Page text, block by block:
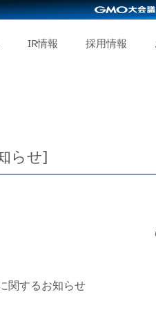
IR情報 採用情報
らせ]
関するお知らせ